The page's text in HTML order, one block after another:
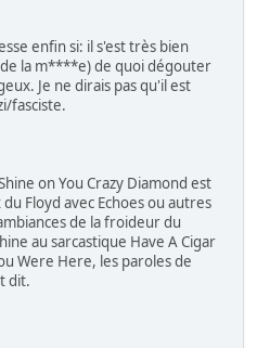
enfin si: il s'est très bien
la m****e) de quoi dégouter
Je ne dirais pas qu'il est
fasciste.
on You Crazy Diamond est
Floyd avec Echoes ou autres
de la froideur du
au sarcastique Have A Cigar
Were Here, les paroles de
dit.